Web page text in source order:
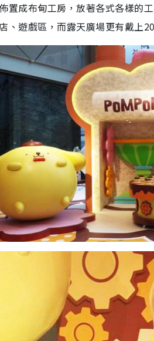
置成布甸工房，放著各式各樣的
、遊戲區，而露天廣場更有戴上